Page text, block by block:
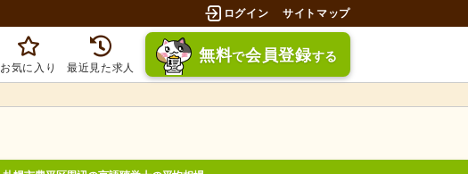
ログイン サイトマップ
お気に入り 最近見た求人
無料で会員登録する